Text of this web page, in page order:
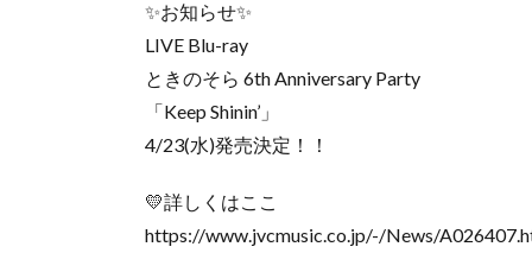
✨お知らせ✨
LIVE Blu-ray
ときのそら 6th Anniversary Party
「Keep Shinin’」
4/23(水)発売決定！！
💛詳しくはここ
https://www.jvcmusic.co.jp/-/News/